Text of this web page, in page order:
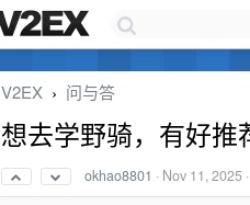
V2EX › 问与答
想去学野骑，有好推
okhao8801 · Nov 11, 2025